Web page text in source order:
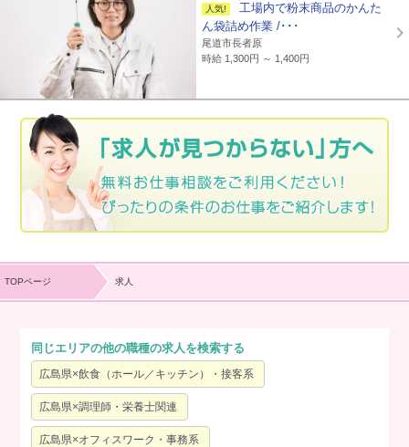
工場内で粉末商品のかんた
ん袋詰め作業 /･･･
尾道市長者原
時給 1,300円 ～ 1,400円
TOPページ 求人
同じエリアの他の職種の求人を検索する
広島県×飲食（ホール／キッチン）・接客系
広島県×調理師・栄養士関連
広島県×オフィスワーク・事務系